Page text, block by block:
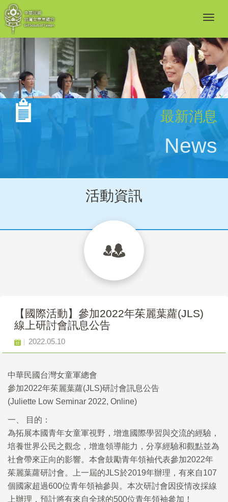
最新消息
News
活動資訊
【國際活動】參加2022年茱麗葉蘿(JLS)
線上研討會訊息公告
2022.05.10
中華民國台灣女童軍總會
參加2022年茱麗葉蘿(JLS)研討會訊息公告
(Juliette Low Seminar 2022, Online)
一、 目的：
為拓展本國青年女童軍視野，增進國際學習與交流的經驗，
培養世界公民之觀念，增進領導能力，分享經驗和觀點並為
社會帶來正向的影響。本會鼓勵青年領袖代表參加2022年
茱麗葉蘿研討會。上一屆的JLS於2019年辦理，有來自107
個國家超過600位青年領袖參與。本次研討會因疫情改採線
上辦理，預計將有來自全球的500位青年領袖參加！